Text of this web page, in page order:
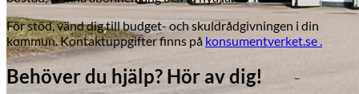
För stöd, vänd dig till budget- och skuldrådgivningen i din
kommun. Kontaktuppgifter finns på konsumentverket.se .
Behöver du hjälp? Hör av dig!